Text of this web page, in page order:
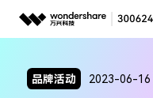
AIGC数字创意
品牌活动 2023-06-16